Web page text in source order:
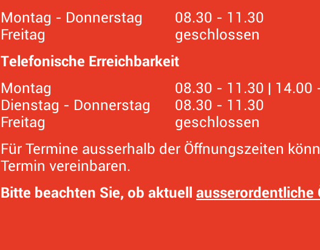
Montag - Donnerstag
08.30 - 11.30
Freitag
geschlossen
Telefonische Erreichbarkeit
Montag
08.30 - 11.30 | 14.00
Dienstag - Donnerstag
08.30 - 11.30
Freitag
geschlossen
Für Termine ausserhalb der Öffnungszeiten
Termin vereinbaren.
Bitte beachten Sie, ob aktuell ausserordentliche